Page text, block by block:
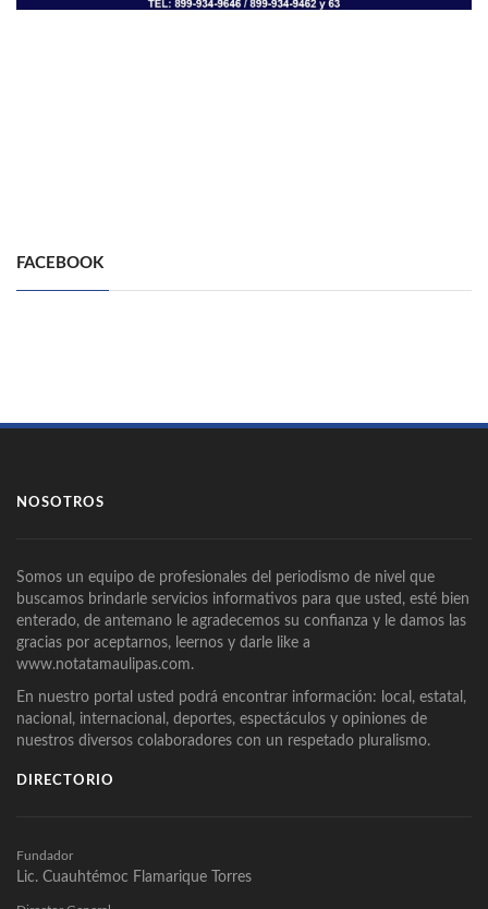
FACEBOOK
NOSOTROS
Somos un equipo de profesionales del periodismo de nivel que
buscamos brindarle servicios informativos para que usted, esté bien
enterado, de antemano le agradecemos su confianza y le damos las
gracias por aceptarnos, leernos y darle like a
www.notatamaulipas.com.
En nuestro portal usted podrá encontrar información: local, estatal,
nacional, internacional, deportes, espectáculos y opiniones de
nuestros diversos colaboradores con un respetado pluralismo.
DIRECTORIO
Fundador
Lic. Cuauhtémoc Flamarique Torres